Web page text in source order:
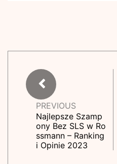
PREVIOUS
Najlepsze Szamp
ony Bez SLS w Ro
ssmann – Ranking
i Opinie 2023